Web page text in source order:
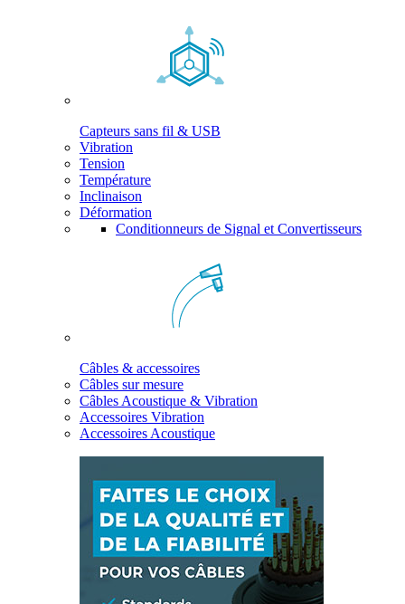
Capteurs sans fil & USB
Vibration
Tension
Température
Inclinaison
Déformation
Conditionneurs de Signal et Convertisseurs
Câbles & accessoires
Câbles sur mesure
Câbles Acoustique & Vibration
Accessoires Vibration
Accessoires Acoustique